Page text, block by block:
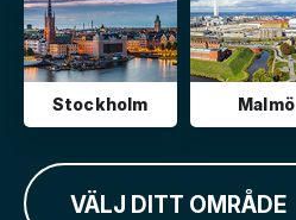
Stockholm Malmö
VÄLJ DITT OMRÅDE